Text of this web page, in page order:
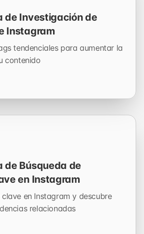
de Investigación de
Instagram
tendenciales para aumentar la
contenido
de Búsqueda de
en Instagram
en Instagram y descubre
relacionadas